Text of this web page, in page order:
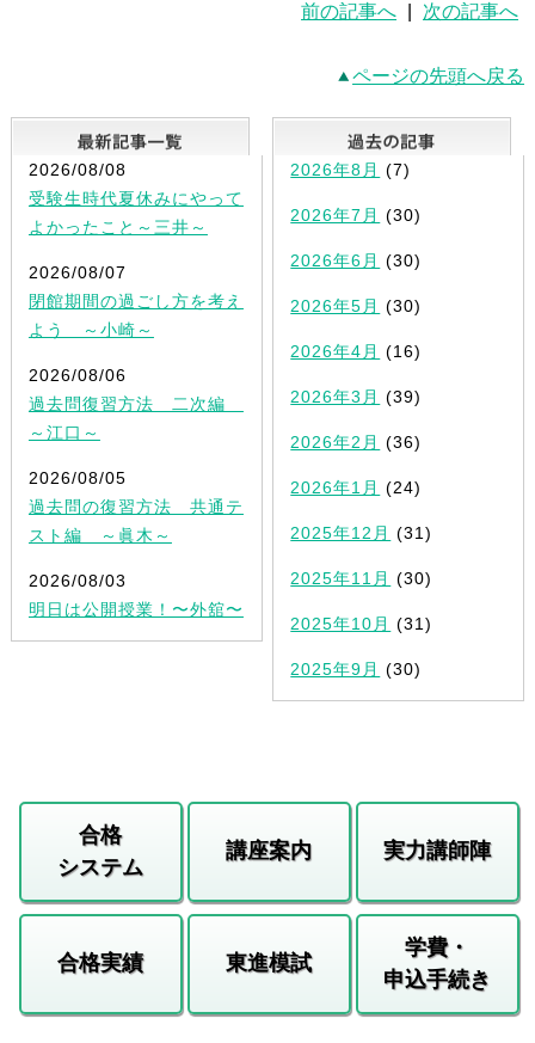
前の記事へ 次の記事へ
ページの先頭へ戻る
最新記事一覧
2026/08/08
受験生時代夏休みにやって
よかったこと～三井～
2026/08/07
閉館期間の過ごし方を考え
よう ～小崎～
2026/08/06
過去問復習方法 二次編
～江口～
2026/08/05
過去問の復習方法 共通テ
スト編 ～眞木～
2026/08/03
明日は公開授業！〜外舘〜
2026年8月 (7)
2026年7月 (30)
2026年6月 (30)
2026年5月 (30)
2026年4月 (16)
2026年3月 (39)
2026年2月 (36)
2026年1月 (24)
2025年12月 (31)
2025年11月 (30)
2025年10月 (31)
2025年9月 (30)
合格
システム
講座案内 実力講師陣
合格実績 東進模試
学費・
申込手続き